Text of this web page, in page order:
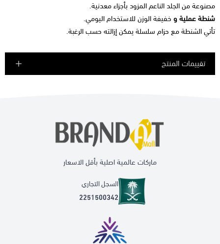
مصنوعة من الجلد الناعم المزود بأجزاء معدنية.
شنطة عملية و خفيفة الوزن للاستخدام اليومي.
تأتي الشنطة مع حزام سلسلة يمكن إزالته حسب الرغبة.
تقييمات المنتج
ماركات عالمية اصلية بأقل الاسعار
السجل التجاري
2251500342